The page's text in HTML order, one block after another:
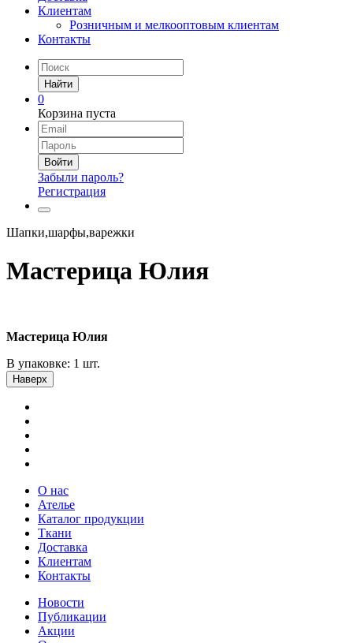
Клиентам
Розничным и мелкооптовым клиентам
Контакты
Найти
0
Корзина пуста
Войти
Забыли пароль?
Регистрация
Шапки,шарфы,варежки
Мастерица Юлия
Мастерица Юлия
В упаковке: 1 шт.
Наверх
О нас
Ателье
Каталог продукции
Ткани
Доставка
Клиентам
Контакты
Новости
Публикации
Акции